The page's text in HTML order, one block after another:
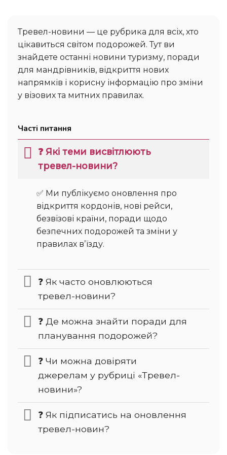
Тревел-новини — це рубрика для всіх, хто
цікавиться світом подорожей. Тут ви
знайдете останні новини туризму, поради
для мандрівників, відкриття нових
напрямків і корисну інформацію про зміни
у візових та митних правилах.
Часті питання
❓ Які теми висвітлюють
тревел-новини?
✅ Ми публікуємо оновлення про
відкриття кордонів, нові рейси,
безвізові країни, поради щодо
безпечних подорожей та зміни у
правилах вʼїзду.
❓ Як часто оновлюються
тревел-новини?
❓ Де можна знайти поради для
планування подорожей?
❓ Чи можна довіряти
джерелам у рубриці «Тревел-
новини»?
❓ Як підписатись на оновлення
тревел-новин?